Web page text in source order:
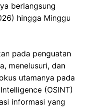
berlangsung
hingga Minggu
pada penguatan
menelusuri, dan
utamanya pada
(OSINT)
informasi yang